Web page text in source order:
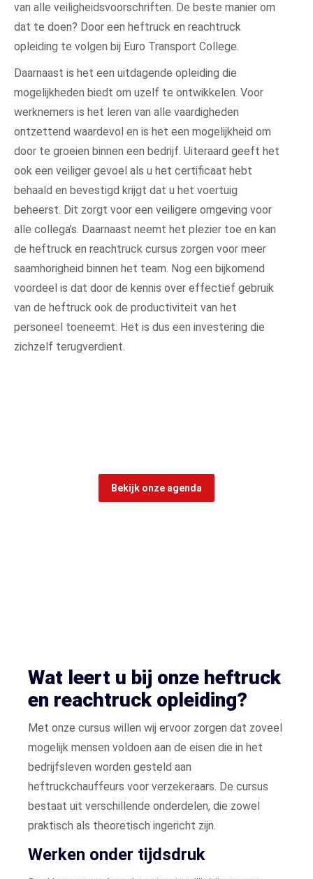
van alle veiligheidsvoorschriften. De beste manier om
dat te doen? Door een heftruck en reachtruck
opleiding te volgen bij Euro Transport College.
Daarnaast is het een uitdagende opleiding die
mogelijkheden biedt om uzelf te ontwikkelen. Voor
werknemers is het leren van alle vaardigheden
ontzettend waardevol en is het een mogelijkheid om
door te groeien binnen een bedrijf. Uiteraard geeft het
ook een veiliger gevoel als u het certificaat hebt
behaald en bevestigd krijgt dat u het voertuig
beheerst. Dit zorgt voor een veiligere omgeving voor
alle collega’s. Daarnaast neemt het plezier toe en kan
de heftruck en reachtruck cursus zorgen voor meer
saamhorigheid binnen het team. Nog een bijkomend
voordeel is dat door de kennis over effectief gebruik
van de heftruck ook de productiviteit van het
personeel toeneemt. Het is dus een investering die
zichzelf terugverdient.
Bekijk onze agenda
Wat leert u bij onze heftruck
en reachtruck opleiding?
Met onze cursus willen wij ervoor zorgen dat zoveel
mogelijk mensen voldoen aan de eisen die in het
bedrijfsleven worden gesteld aan
heftruckchauffeurs voor verzekeraars. De cursus
bestaat uit verschillende onderdelen, die zowel
praktisch als theoretisch ingericht zijn.
Werken onder tijdsdruk